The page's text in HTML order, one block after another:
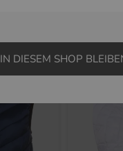
IN DIESEM SHOP